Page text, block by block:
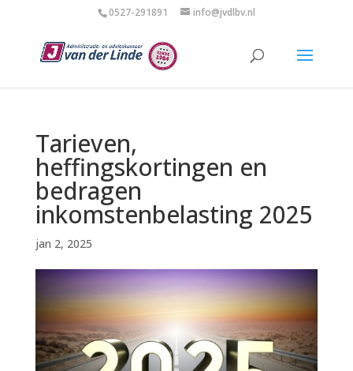
0527-291891 info@jvdlbv.nl
Tarieven,
heffingskortingen en
bedragen
inkomstenbelasting 2025
jan 2, 2025